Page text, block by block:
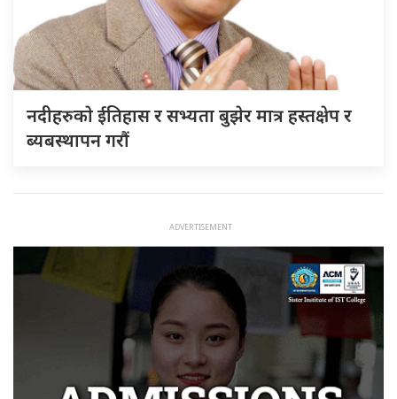
नदीहरुकाे ईतिहास र सभ्यता बुझेर मात्र हस्तक्षेप र
ब्यबस्थापन गराैं